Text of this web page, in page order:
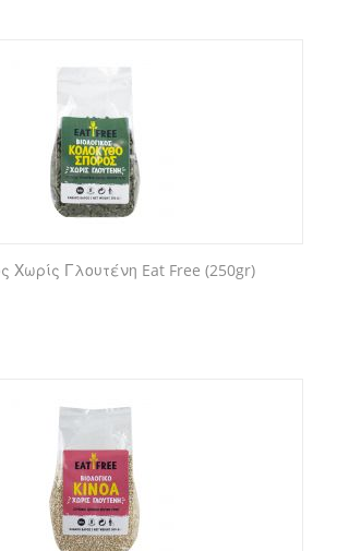
Χωρίς Γλουτένη Eat Free (250gr)